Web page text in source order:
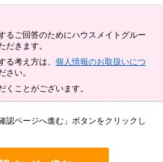
るご回答のためにハウスメイトグルー
だきます。
る考え方は、 個人情報のお取扱いにつ
さい。
くことがございます。
認ページへ進む」ボタンをクリックし